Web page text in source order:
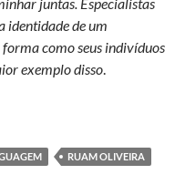
identidade de um
como seus indivíduos
exemplo disso.
linguagem, língua e
RUAM OLIVEIRA